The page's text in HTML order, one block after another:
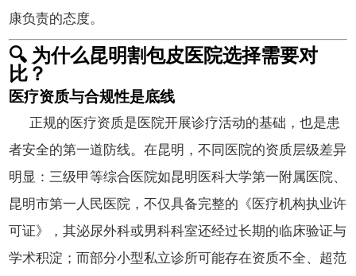
康负责的态度。
🔍 为什么昆明割包皮医院选择需要对
比？
医疗资质与合规性是底线
正规的医疗资质是医院开展诊疗活动的基础，也是患
者安全的第一道防线。在昆明，不同医院的资质层级差异
明显：三级甲等综合医院如昆明医科大学第一附属医院、
昆明市第一人民医院，不仅具备完整的《医疗机构执业许
可证》，其泌尿外科或男科科室还经过长期的临床验证与
学术积淀；而部分小型私立诊所可能存在资质不全、超范